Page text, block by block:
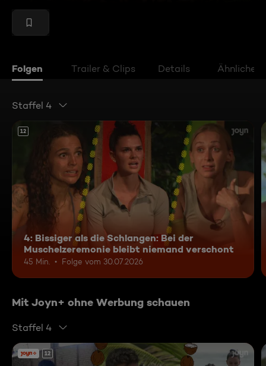
Folgen Trailer & Clips Details Ähnliche
Staffel 4
12
4: Bissiger als die Schlangen: Bei der
Muschelzeremonie bleibt niemand verschont
45 Min. Folge vom 30.07.2026
Mit Joyn+ ohne Werbung schauen
Staffel 4
12